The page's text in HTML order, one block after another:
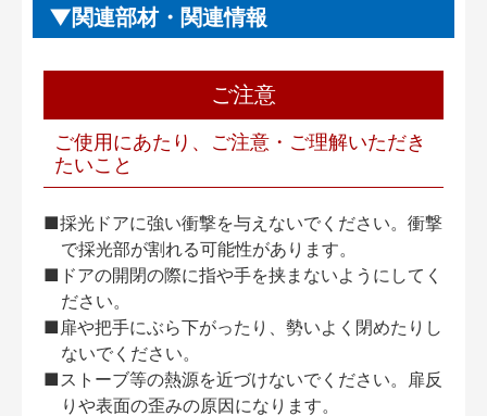
関連部材・関連情報
ご注意
ご使用にあたり、ご注意・ご理解いただき
たいこと
■採光ドアに強い衝撃を与えないでください。衝撃
で採光部が割れる可能性があります。
■ドアの開閉の際に指や手を挟まないようにしてく
ださい。
■扉や把手にぶら下がったり、勢いよく閉めたりし
ないでください。
■ストーブ等の熱源を近づけないでください。扉反
りや表面の歪みの原因になります。